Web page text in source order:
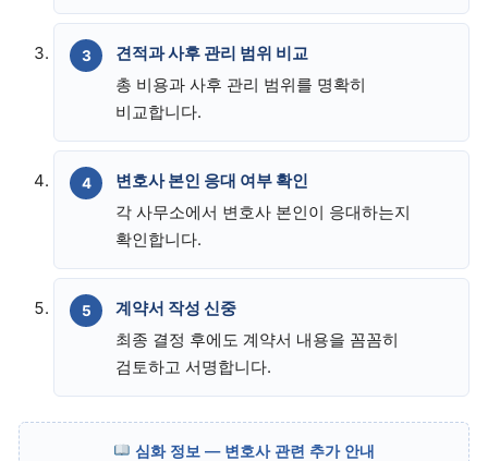
견적과 사후 관리 범위 비교
총 비용과 사후 관리 범위를 명확히
비교합니다.
변호사 본인 응대 여부 확인
각 사무소에서 변호사 본인이 응대하는지
확인합니다.
계약서 작성 신중
최종 결정 후에도 계약서 내용을 꼼꼼히
검토하고 서명합니다.
심화 정보 — 변호사 관련 추가 안내